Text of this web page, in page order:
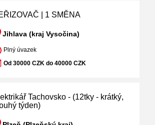
| 1 SMĚNA
Jihlava (kraj Vysočina)
Plný úvazek
Od 30000 CZK do 40000 CZK
Tachovsko - (12tky - krátký,
týden)